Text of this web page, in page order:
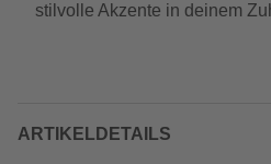
stilvolle Akzente in deinem
ARTIKELDETAILS